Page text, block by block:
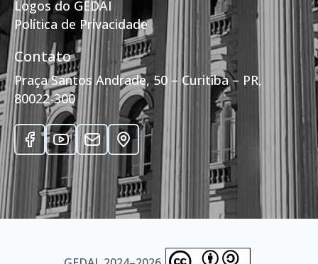
Logos do GEDAI
Política de Privacidade
Contato
Praça Santos Andrade, 50 – Curitiba – PR,
80022-300